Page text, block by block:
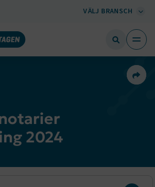
VÄLJ BRANSCH
2024
Dela